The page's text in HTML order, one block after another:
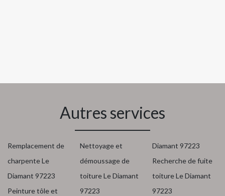
Autres services
Remplacement de
charpente Le
Diamant 97223
Peinture tôle et
Nettoyage et
démoussage de
toiture Le Diamant
97223
Diamant 97223
Recherche de fuite
toiture Le Diamant
97223